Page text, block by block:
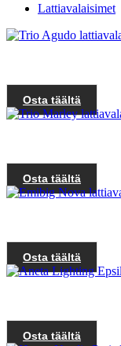
Lattiavalaisimet
Osta täältä
Osta täältä
Osta täältä
Osta täältä